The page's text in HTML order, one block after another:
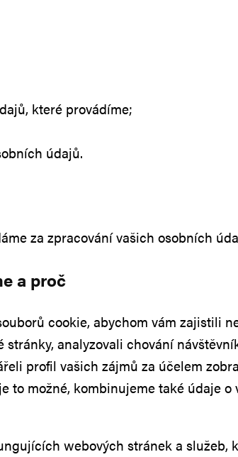
které provádíme;
údajů.
za zpracování vašich osobních
a proč
cookie, abychom vám zajistili
analyzovali chování
profil vašich zájmů za účelem
to možné, kombinujeme také údaje
webových stránek a